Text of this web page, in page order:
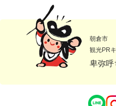
朝倉市
観光PR
卑弥呼